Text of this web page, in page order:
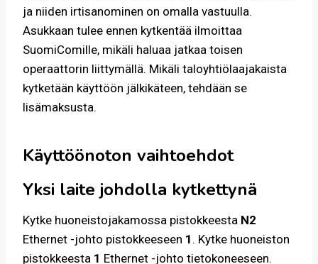
ja niiden irtisanominen on omalla vastuulla.
Asukkaan tulee ennen kytkentää ilmoittaa
SuomiComille, mikäli haluaa jatkaa toisen
operaattorin liittymällä. Mikäli taloyhtiölaajakaista
kytketään käyttöön jälkikäteen, tehdään se
lisämaksusta.
Käyttöönoton vaihtoehdot
Yksi laite johdolla kytkettynä
Kytke huoneistojakamossa pistokkeesta N2
Ethernet -johto pistokkeeseen 1 . Kytke huoneiston
pistokkeesta 1 Ethernet -johto tietokoneeseen.